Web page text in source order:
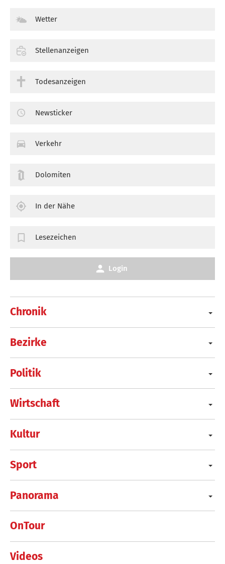
Chronik
Bezirke
Politik
Wirtschaft
Kultur
Sport
Panorama
OnTour
Videos
Wetter
Stellenanzeigen
Todesanzeigen
Newsticker
Verkehr
Dolomiten
In der Nähe
Lesezeichen
Login